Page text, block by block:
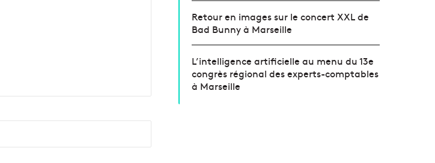
Retour en images sur le concert XXL de
Bad Bunny à Marseille
L’intelligence artificielle au menu du 13e
congrès régional des experts-comptables
à Marseille